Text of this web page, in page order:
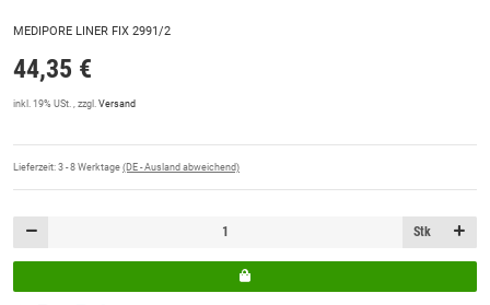
MEDIPORE LINER FIX 2991/2
44,35 €
inkl. 19% USt. , zzgl. Versand
Lieferzeit: 3 - 8 Werktage (DE - Ausland abweichend)
Stk